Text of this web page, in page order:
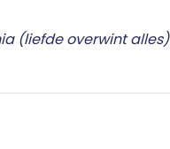
(liefde overwint alles)